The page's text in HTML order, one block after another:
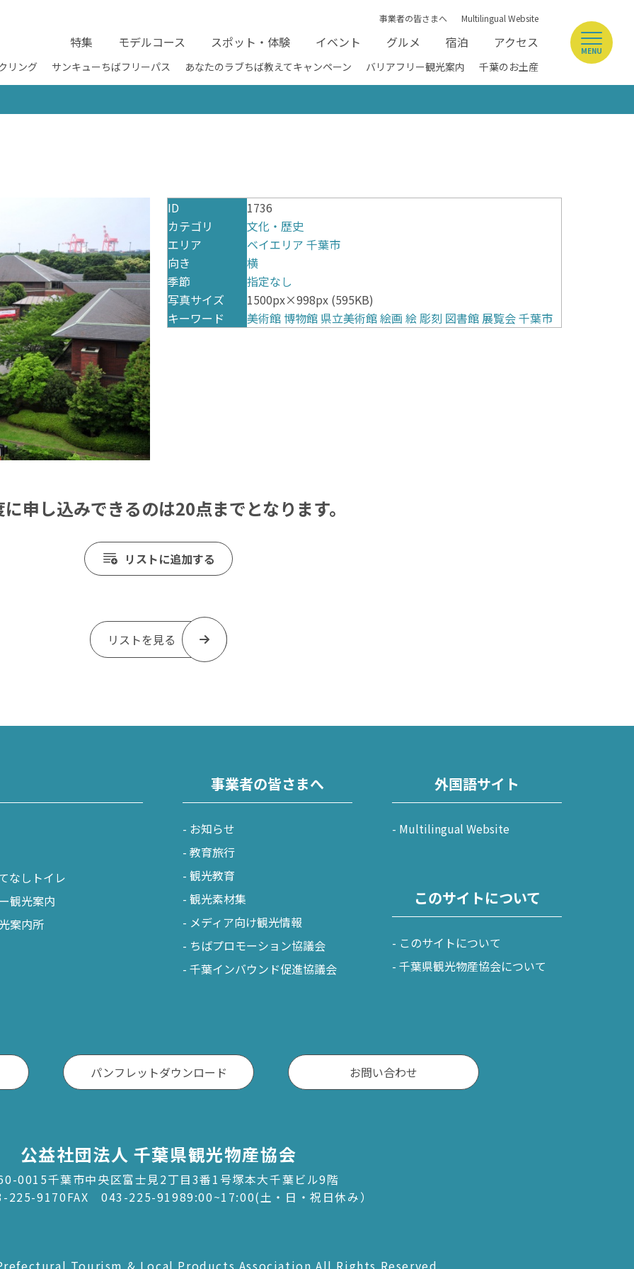
事業者の皆さまへ Multilingual Website
特集 モデルコース スポット・体験 イベント グルメ 宿泊 アクセス
リング サンキューちばフリーパス あなたのラブちば教えてキャンペーン バリアフリー観光案内 千葉のお土産
MENU
ID
1736
カテゴリ
文化・歴史
エリア
ベイエリア 千葉市
向き
横
季節
指定なし
写真サイズ
1500px×998px (595KB)
キーワード
美術館 博物館 県立美術館絵画 絵彫刻 図書館 展覧会千葉市
申し込みできるのは20点までとなります。
リストに追加する
リストを見る
なしトイレ
観光案内
案内所
事業者の皆さまへ
お知らせ
教育旅行
観光教育
観光素材集
メディア向け観光情報
ちばプロモーション協議会
千葉インバウンド促進協議会
外国語サイト
Multilingual Website
このサイトについて
このサイトについて
千葉県観光物産協会について
パンフレットダウンロード お問い合わせ
公益社団法人 千葉県観光物産協会
0015千葉市中央区富士見2丁目3番1号塚本大千葉ビル9階
225-9170FAX 043-225-91989:00~17:00(土・日・祝日休み）
Tourism & Local Products Association All Rights Reserved.